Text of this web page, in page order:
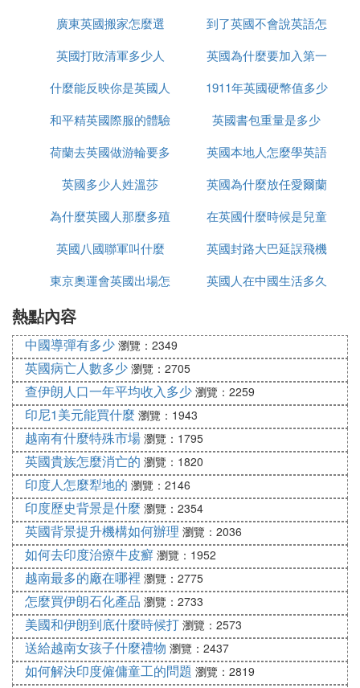
珠寶 jewelry jewllery
組織 organization organisation
練習 practice practise
輪胎 tire tyre
一.研究背景;
目 前 在 全 世 界 有 上 百 種 不 同 的 語 言 被 使 用
了 解 ， 那 就 是 75% 世 界 郵 政 所 使 用 的 ； 在
商 業 、 外 交 、 科 學 及 觀 光 方 面 所 使 用 的 ；
連 接 不 同 人 種 的 連 接 線 ： 各 種 文 化 和 不 同
國 籍 之 間 的 共 同 了 解 ； 那 就 是 英 語 。 英 國
的 國 家 ， 她 也 是 使 用 英 語 最 純 正 形 式 的 地
方 。 因 為 美 式 英 語 是 由 英 式 英 語 演 變 而 來
的 ， 所 以 美 國 人 並 沒 有 任 何 困 難 去 了 解 英
式 英 語 ， 而 從 一 個 國 家 的 地 方 到 另 一 個 地
方 ， 或 從 一 個 國 家 到 另 一 個 國 家 ， 他 們 所
使 用 的 語 言 和 英 語 之 間 並 沒 有 太 大 的 差 異
， 那 也 是 為 何 英 語 是 國 際 語 言 其 中 之 一 的
理 由 。無 論 是 英 式 英 語 還 是 美 式 英 語，總 之
我 們 聽得 明 白 ， 達 到 溝 通 的 效 果 ， 就 不 怕
它 是 英 式 還 是 美 式 英 語了！ 例 如 下 面 的 一
段 對 話 ;
Boy(American):What can I do for you?
Girl(britan):I'd like a piece of rubber,please!
Boy(American):.....Er,a piece of eraser?0.5 dollar,ple
ase!Anything else?
Girl(britan):I'd like some sweets,too.
事件
多少英國
廣東英國搬家怎麼選
到了英國不會說英語怎
麼辦
英國打敗清軍多少人
英國為什麼要加入第一
次世界大戰
什麼能反映你是英國人
1911年英國硬幣值多少
錢
和平精英國際服的體驗
服如何上去
英國書包重量是多少
荷蘭去英國做游輪要多
久
英國本地人怎麼學英語
英國多少人姓溫莎
英國為什麼放任愛爾蘭
獨立
為什麼英國人那麼多殖
民地
在英國什麼時候是兒童
節
英國八國聯軍叫什麼
英國封路大巴延誤飛機
延誤怎麼辦
東京奧運會英國出場怎
英國人在中國生活多久
熱點內容
中國導彈有多少 瀏覽：2349
英國病亡人數多少 瀏覽：2705
查伊朗人口一年平均收入多少 瀏覽：2259
印尼1美元能買什麼 瀏覽：1943
越南有什麼特殊市場 瀏覽：1795
英國貴族怎麼消亡的 瀏覽：1820
印度人怎麼犁地的 瀏覽：2146
印度歷史背景是什麼 瀏覽：2354
英國背景提升機構如何辦理 瀏覽：2036
如何去印度治療牛皮癬 瀏覽：1952
越南最多的廠在哪裡 瀏覽：2775
怎麼買伊朗石化產品 瀏覽：2733
美國和伊朗到底什麼時候打 瀏覽：2573
送給越南女孩子什麼禮物 瀏覽：2437
如何解決印度僱傭童工的問題 瀏覽：2819